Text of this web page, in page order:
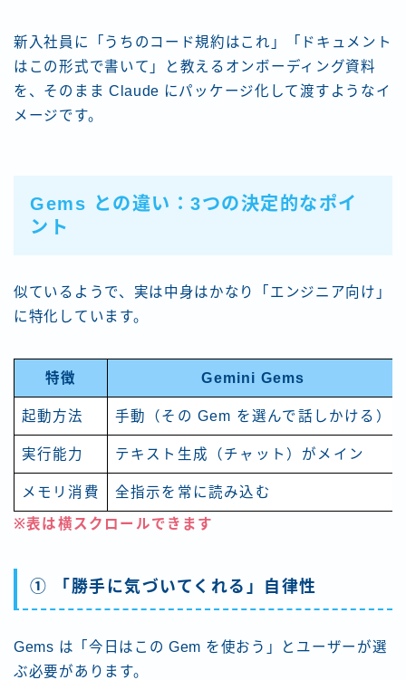
新入社員に「うちのコード規約はこれ」「ドキュメント
はこの形式で書いて」と教えるオンボーディング資料
を、そのまま Claude にパッケージ化して渡すようなイ
メージです。
Gems との違い：3つの決定的なポイ
ント
似ているようで、実は中身はかなり「エンジニア向け」
に特化しています。
特徴 Gemini Gems
起動方法 手動（その Gem を選んで話しかける）
実行能力 テキスト生成（チャット）がメイン
メモリ消費 全指示を常に読み込む
※表は横スクロールできます
① 「勝手に気づいてくれる」自律性
Gems は「今日はこの Gem を使おう」とユーザーが選
ぶ必要があります。